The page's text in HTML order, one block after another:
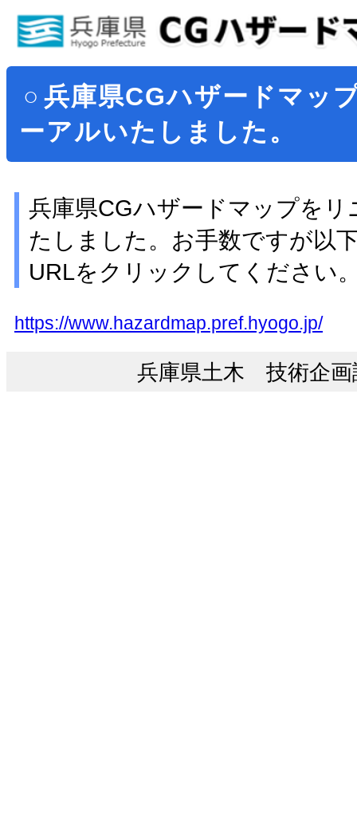
兵庫県CGハザードマッ
ーアルいたしました。
兵庫県CGハザードマップをリ
たしました。お手数ですが以
URLをクリックしてください
https://www.hazardmap.pref.hyogo.jp/
兵庫県土木 技術企画